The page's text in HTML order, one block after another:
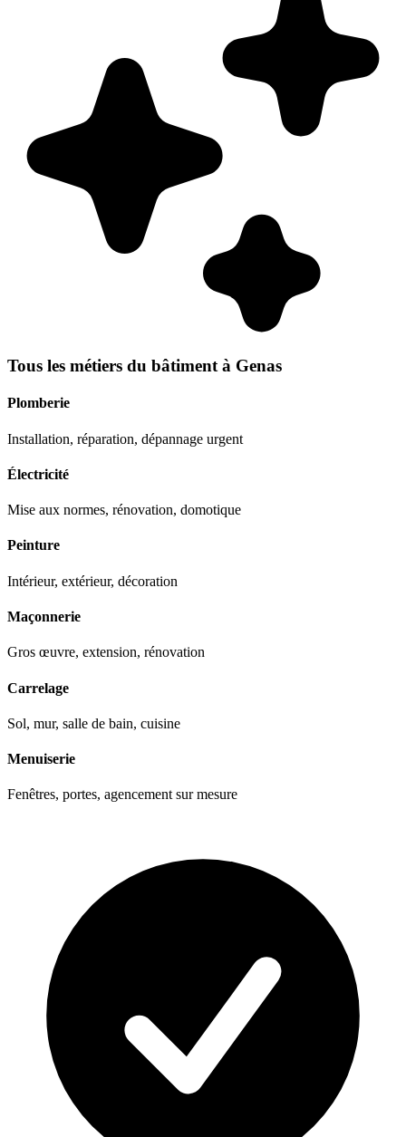
Tous les métiers du bâtiment à Genas
Plomberie
Installation, réparation, dépannage urgent
Électricité
Mise aux normes, rénovation, domotique
Peinture
Intérieur, extérieur, décoration
Maçonnerie
Gros œuvre, extension, rénovation
Carrelage
Sol, mur, salle de bain, cuisine
Menuiserie
Fenêtres, portes, agencement sur mesure